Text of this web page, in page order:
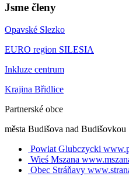
Jsme členy
Opavské Slezko
EURO region SILESIA
Inkluze centrum
Krajina Břidlice
Partnerské obce
města Budišova nad Budišovkou
Powiat Glubczycki
Wieś Mszana
Obec Stráňavy